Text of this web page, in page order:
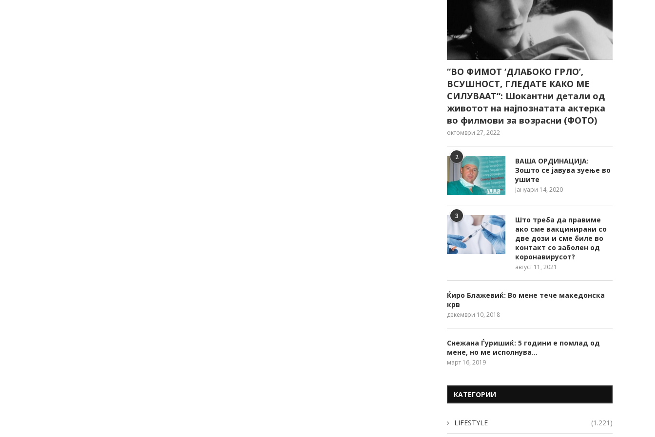
“ВО ФИМОТ ‘ДЛАБОКО ГРЛО’,
ВСУШНОСТ, ГЛЕДАТЕ КАКО МЕ
СИЛУВААТ“: Шокантни детали од
животот на најпознатата актерка
во филмови за возрасни (ФОТО)
октомври 27, 2022
2
ВАША ОРДИНАЦИЈА:
Зошто се јавува зуење во
ушите
јануари 14, 2020
3
Што треба да правиме
ако сме вакцинирани со
две дози и сме биле во
контакт со заболен од
коронавирусот?
август 11, 2021
Ќиро Блажевиќ: Во мене тече македонска
крв
декември 10, 2018
Снежана Ѓуришиќ: 5 години е помлад од
мене, но ме исполнува…
март 16, 2019
КАТЕГОРИИ
LIFESTYLE (1.221)